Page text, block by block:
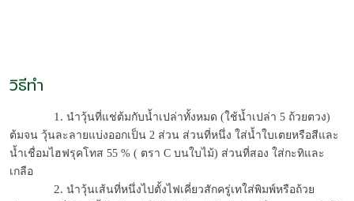
วิธีทำ
              1.
นำวุ้นที่แช่ต้มกับน้ำเปล่าทั้งหมด (ใช้น้ำเปล่า 5 ถ้วยตวง)
ต้มจน วุ้นละลายแบ่งออกเป็น 2 ส่วน ส่วนที่หนึ่ง ใส่น้ำใบเตยหรือสีและ
น้ำเชื่อมไฮฟรุคโทส 55 % ( ตรา C บนใบไม้) ส่วนที่สอง ใส่กะทิและ
เกลือ
              2.
นำวุ้นเส้นที่หนึ่งไปตั้งไฟเคี่ยวสักครู่เทใส่พิมพ์หรือถ้วย